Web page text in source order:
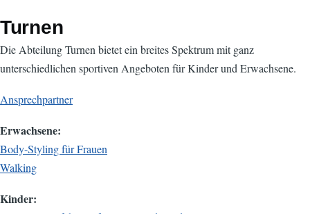
Turnen
Die Abteilung Turnen bietet ein breites Spektrum mit ganz
unterschiedlichen sportiven Angeboten für Kinder und Erwachsene.
Ansprechpartner
Erwachsene:
Body-Styling für Frauen
Walking
Kinder: